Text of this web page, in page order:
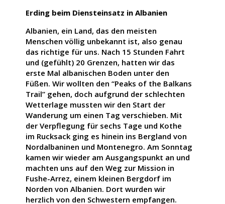
Erding beim Diensteinsatz in Albanien
Albanien, ein Land, das den meisten
Menschen völlig unbekannt ist, also genau
das richtige für uns. Nach 15 Stunden Fahrt
und (gefühlt) 20 Grenzen, hatten wir das
erste Mal albanischen Boden unter den
Füßen. Wir wollten den “Peaks of the Balkans
Trail” gehen, doch aufgrund der schlechten
Wetterlage mussten wir den Start der
Wanderung um einen Tag verschieben. Mit
der Verpflegung für sechs Tage und Kothe
im Rucksack ging es hinein ins Bergland von
Nordalbaninen und Montenegro. Am Sonntag
kamen wir wieder am Ausgangspunkt an und
machten uns auf den Weg zur Mission in
Fushe-Arrez, einem kleinen Bergdorf im
Norden von Albanien. Dort wurden wir
herzlich von den Schwestern empfangen.